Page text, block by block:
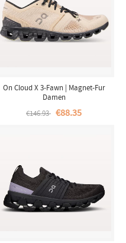
On Cloud X 3-Fawn | Magnet-Fur
Damen
€146.93 €88.35